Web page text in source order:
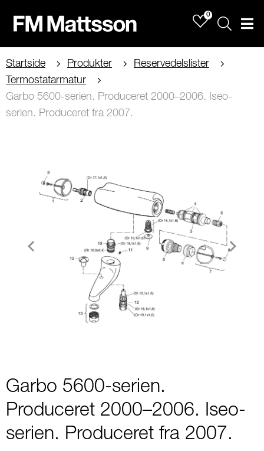
0
Sök
Startside Produkter
Reservedelslister
Termostatarmatur
Garbo 5600-serien. Produceret 2000–2006. Iseo-
serien. Produceret fra 2007.
Garbo 5600-serien.
Produceret 2000–2006. Iseo-
serien. Produceret fra 2007.